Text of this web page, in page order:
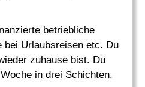
betriebliche
bei Urlaubsreisen etc. Du
zuhause bist. Du
in drei Schichten.